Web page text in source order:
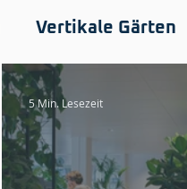
Vertikale Gärten
5 Min. Lesezeit